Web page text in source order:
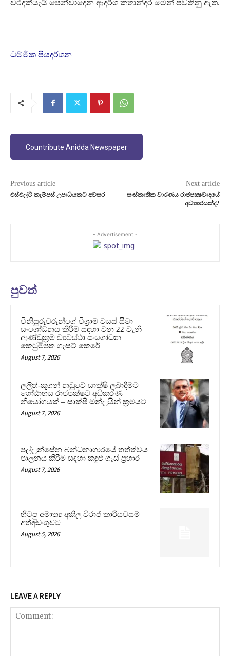
වරදක්යැයි පෙන්වාදෙන ආදර්ශ කතාන්දර මෙන් පවතිනු ඇත.
ධම්මික පියදර්ශන
Countribute Anidda Newspaper
Previous article
එස්එල්ටී කැම්පස් උපාධියකට අවසර
Next article
සංස්කෘතික වාරණය රාජපක්‍ෂවාදයේ
අවතාරයක්ද?
- Advertisement -
පුවත්
විනිසුරුවරුන්ගේ විශ්‍රාම වයස් සීමා
සංශෝධනය කිරීම සඳහා වන 22 වැනි
ආණ්ඩුක්‍රම ව්‍යවස්ථා සංශෝධන
කෙටුම්පත ගැසට් කෙරේ
August 7, 2026
ලලිත්-කූගන් නඩුවේ සාක්ෂි ලබාදීමට
ගෝඨාභය රාජපක්ෂට අධිකරණ
නියෝගයක් – සාක්ෂි ඔන්ලයින් ක්‍රමයට
August 7, 2026
පල්ලන්සේන බන්ධනාගාරයේ තත්ත්වය
පාලනය කිරීම සඳහා කඳුළු ගෑස් ප්‍රහාර
August 7, 2026
හිටපු අමාත්‍ය අකිල විරාජ් කාරියවසම්
අත්අඩංගුවට
August 5, 2026
LEAVE A REPLY